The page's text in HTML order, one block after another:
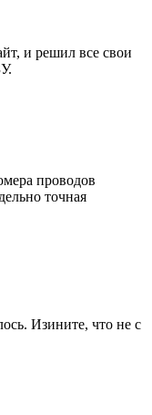
и решил все свои
проводов
точная
Изините, что не с